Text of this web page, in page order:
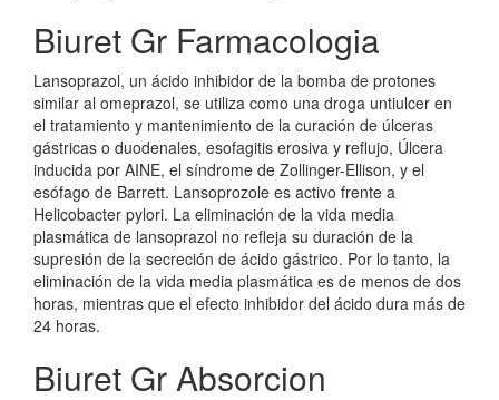
Biuret Gr Farmacologia
Lansoprazol, un ácido inhibidor de la bomba de protones
similar al omeprazol, se utiliza como una droga untiulcer en
el tratamiento y mantenimiento de la curación de úlceras
gástricas o duodenales, esofagitis erosiva y reflujo, Úlcera
inducida por AINE, el síndrome de Zollinger-Ellison, y el
esófago de Barrett. Lansoprozole es activo frente a
Helicobacter pylori. La eliminación de la vida media
plasmática de lansoprazol no refleja su duración de la
supresión de la secreción de ácido gástrico. Por lo tanto, la
eliminación de la vida media plasmática es de menos de dos
horas, mientras que el efecto inhibidor del ácido dura más de
24 horas.
Biuret Gr Absorcion